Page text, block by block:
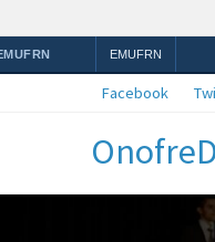
EMUFRN
Facebook